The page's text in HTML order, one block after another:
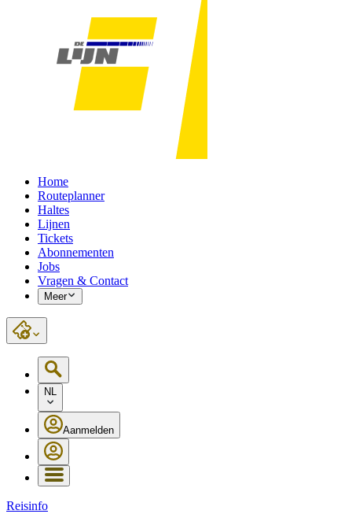
Home
Routeplanner
Haltes
Lijnen
Tickets
Abonnementen
Jobs
Vragen & Contact
Meer
NL
Aanmelden
Reisinfo